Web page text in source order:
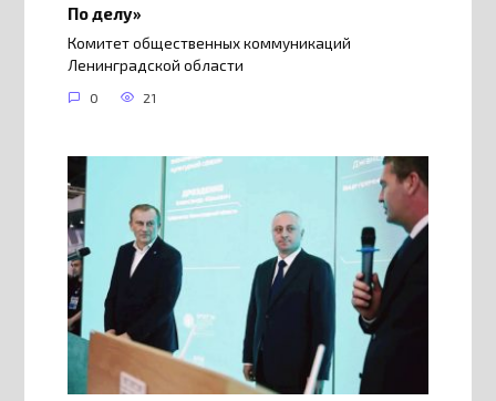
По делу»
Комитет общественных коммуникаций
Ленинградской области
0 21